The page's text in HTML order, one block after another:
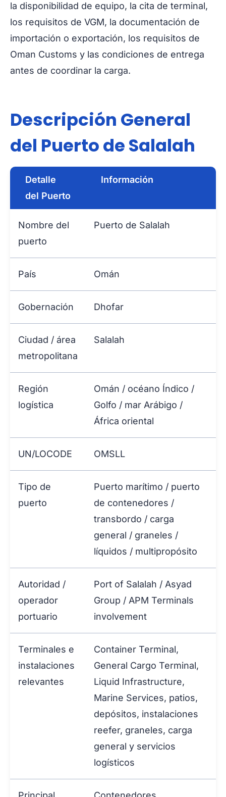
la disponibilidad de equipo, la cita de terminal,
los requisitos de VGM, la documentación de
importación o exportación, los requisitos de
Oman Customs y las condiciones de entrega
antes de coordinar la carga.
Descripción General
del Puerto de Salalah
Detalle
del Puerto
Información
Nombre del
puerto
Puerto de Salalah
País Omán
Gobernación Dhofar
Ciudad / área
metropolitana
Salalah
Región
logística
Omán / océano Índico /
Golfo / mar Arábigo /
África oriental
UN/LOCODE OMSLL
Tipo de
puerto
Puerto marítimo / puerto
de contenedores /
transbordo / carga
general / graneles /
líquidos / multipropósito
Autoridad /
operador
portuario
Port of Salalah / Asyad
Group / APM Terminals
involvement
Terminales e
instalaciones
relevantes
Container Terminal,
General Cargo Terminal,
Liquid Infrastructure,
Marine Services, patios,
depósitos, instalaciones
reefer, graneles, carga
general y servicios
logísticos